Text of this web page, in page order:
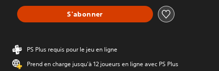
S'abonner
PS Plus requis pour le jeu en ligne
Prend en charge jusqu'à 12 joueurs en ligne avec PS Plus